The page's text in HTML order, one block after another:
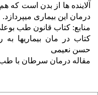
آلاینده ها از بدن است
درمان این بیماری میپردازد.
منابع: کتاب قانون طب
کتاب در مان بیماریها
حسن نعیمی
مقاله درمان سرطان با